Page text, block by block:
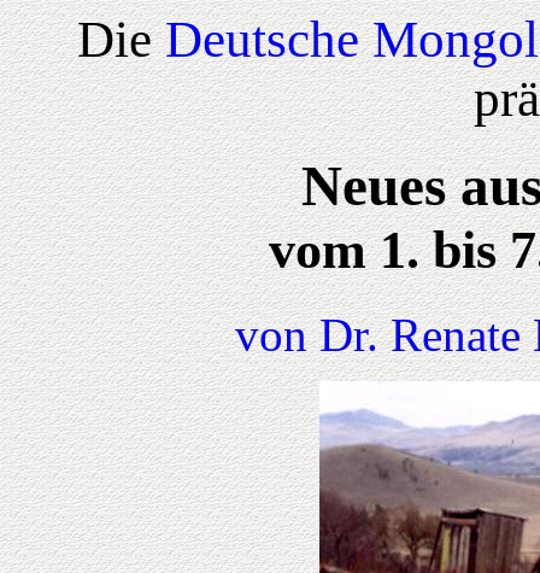
DieDeutsche
Neues
vom 1. bis
von Dr. Renate